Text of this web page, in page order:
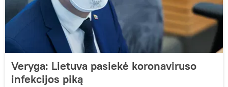
Veryga: Lietuva pasiekė koronaviruso
infekcijos piką